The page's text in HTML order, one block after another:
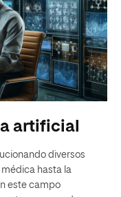
artificial
diversos
hasta la
este campo